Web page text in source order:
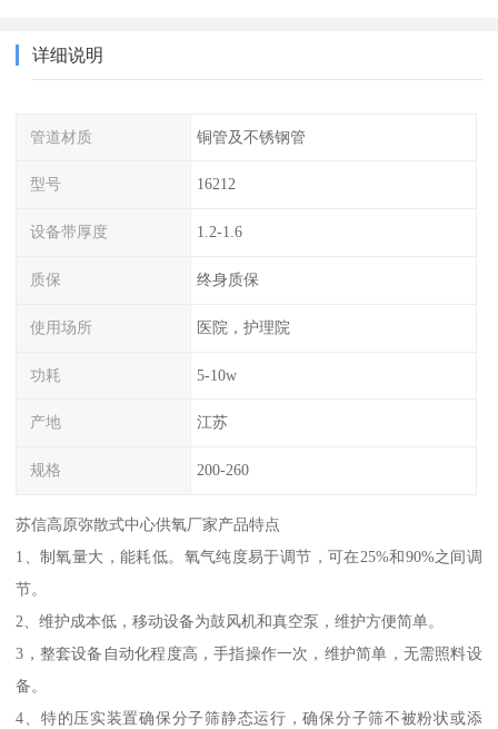
详细说明
管道材质 铜管及不锈钢管
型号 16212
设备带厚度 1.2-1.6
质保 终身质保
使用场所 医院，护理院
功耗 5-10w
产地 江苏
规格 200-260
苏信高原弥散式中心供氧厂家产品特点
1、制氧量大，能耗低。氧气纯度易于调节，可在25%和90%之间调
节。
2、维护成本低，移动设备为鼓风机和真空泵，维护方便简单。
3，整套设备自动化程度高，手指操作一次，维护简单，无需照料设
备。
4、特的压实装置确保分子筛静态运行，确保分子筛不被粉状或添